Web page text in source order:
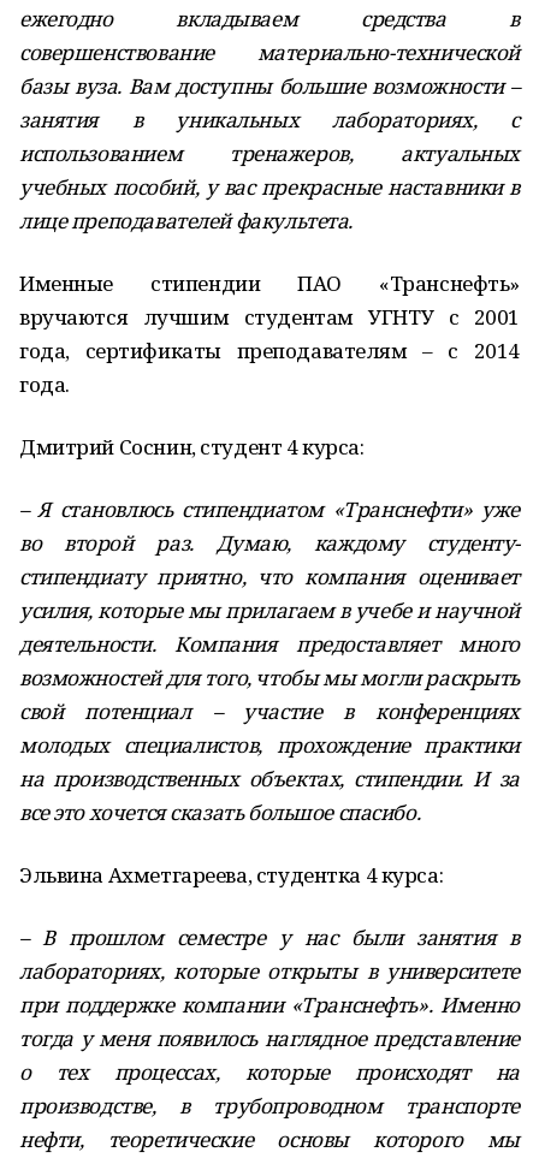
ежегодно вкладываем средства в
совершенствование материально-технической
базы вуза. Вам доступны большие возможности –
занятия в уникальных лабораториях, с
использованием тренажеров, актуальных
учебных пособий, у вас прекрасные наставники в
лице преподавателей факультета.
Именные стипендии ПАО «Транснефть»
вручаются лучшим студентам УГНТУ с 2001
года, сертификаты преподавателям – с 2014
года.
Дмитрий Соснин, студент 4 курса:
– Я становлюсь стипендиатом «Транснефти» уже
во второй раз. Думаю, каждому студенту-
стипендиату приятно, что компания оценивает
усилия, которые мы прилагаем в учебе и научной
деятельности. Компания предоставляет много
возможностей для того, чтобы мы могли раскрыть
свой потенциал – участие в конференциях
молодых специалистов, прохождение практики
на производственных объектах, стипендии. И за
все это хочется сказать большое спасибо.
Эльвина Ахметгареева, студентка 4 курса:
– В прошлом семестре у нас были занятия в
лабораториях, которые открыты в университете
при поддержке компании «Транснефть». Именно
тогда у меня появилось наглядное представление
о тех процессах, которые происходят на
производстве, в трубопроводном транспорте
нефти, теоретические основы которого мы